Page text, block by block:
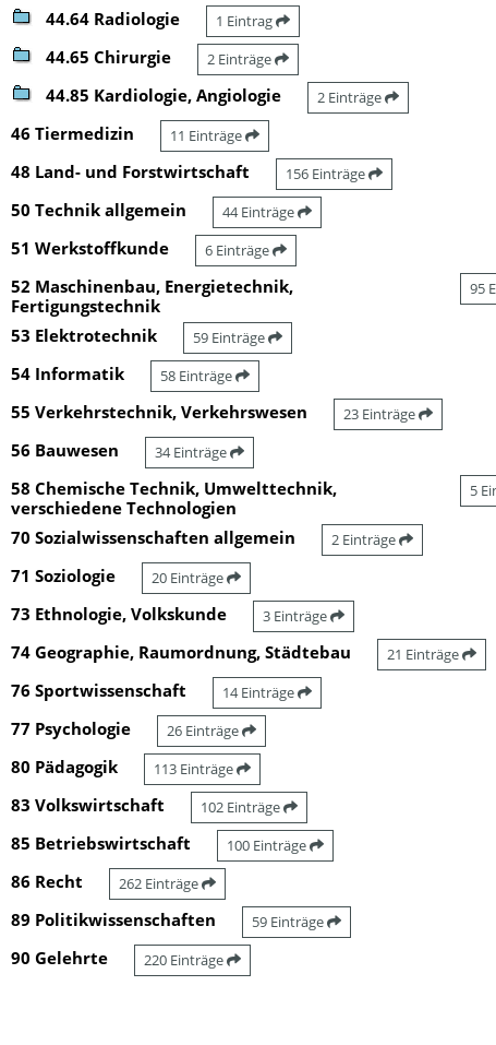
44.64 Radiologie 1 Eintrag
44.65 Chirurgie 2 Einträge
44.85 Kardiologie, Angiologie 2 Einträge
46 Tiermedizin 11 Einträge
48 Land- und Forstwirtschaft 156 Einträge
50 Technik allgemein 44 Einträge
51 Werkstoffkunde 6 Einträge
52 Maschinenbau, Energietechnik,
Fertigungstechnik
95
53 Elektrotechnik 59 Einträge
54 Informatik 58 Einträge
55 Verkehrstechnik, Verkehrswesen 23 Einträge
56 Bauwesen 34 Einträge
58 Chemische Technik, Umwelttechnik,
verschiedene Technologien
5
70 Sozialwissenschaften allgemein 2 Einträge
71 Soziologie 20 Einträge
73 Ethnologie, Volkskunde 3 Einträge
74 Geographie, Raumordnung, Städtebau 21 Einträge
76 Sportwissenschaft 14 Einträge
77 Psychologie 26 Einträge
80 Pädagogik 113 Einträge
83 Volkswirtschaft 102 Einträge
85 Betriebswirtschaft 100 Einträge
86 Recht 262 Einträge
89 Politikwissenschaften 59 Einträge
90 Gelehrte 220 Einträge